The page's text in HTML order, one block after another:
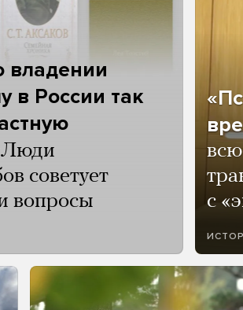
владении
в России так
советует
вопросы
с